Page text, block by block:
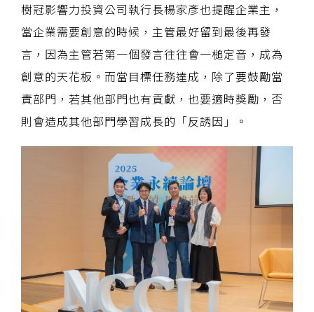
樹冠影響力投資公司執行長楊家彥也提醒企業主，
當企業需要創意的時候，主管最好留到最後再發
言，因為主管若第一個發言往往會一槌定音，成為
創意的天花板。而當目標任務達成，除了要鼓勵當
責部門，若其他部門也有貢獻，也要適時獎勵，否
則會造成其他部門學習成長的「反誘因」。